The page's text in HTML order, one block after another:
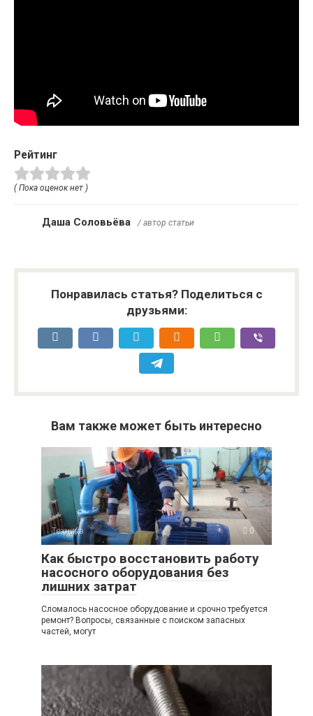
Рейтинг
( Пока оценок нет )
Даша Соловьёва / автор статьи
Понравилась статья? Поделиться с
друзьями:
Вам также может быть интересно
Техника 0
Как быстро восстановить работу
насосного оборудования без
лишних затрат
Сломалось насосное оборудование и срочно требуется
ремонт? Вопросы, связанные с поиском запасных
частей, могут